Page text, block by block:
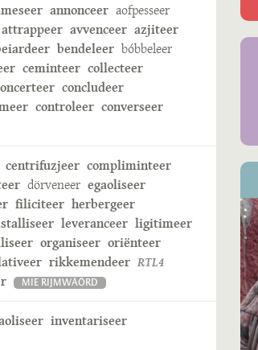
annonceer aofpesseer
attrappeer avvenceer azjiteer
bendeleer bóbbeleer
ceminteer collecteer
concludeer
controleer converseer
centrifuzjeer compliminteer
dörveneer egaoliseer
filiciteer herbergeer
leveranceer ligitimeer
organiseer oriënteer
rikkemendeer RTL4
MIE RIJMWÄÖRD
inventariseer